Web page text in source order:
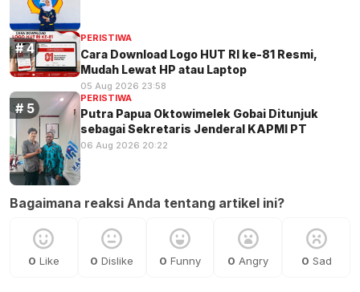
PERISTIWA
Cara Download Logo HUT RI ke-81 Resmi,
Mudah Lewat HP atau Laptop
05 Aug 2026 23:58
PERISTIWA
Putra Papua Oktowimelek Gobai Ditunjuk
sebagai Sekretaris Jenderal KAPMI PT
06 Aug 2026 20:22
Bagaimana reaksi Anda tentang artikel ini?
0 Like 0 Dislike 0 Funny 0 Angry 0 Sad